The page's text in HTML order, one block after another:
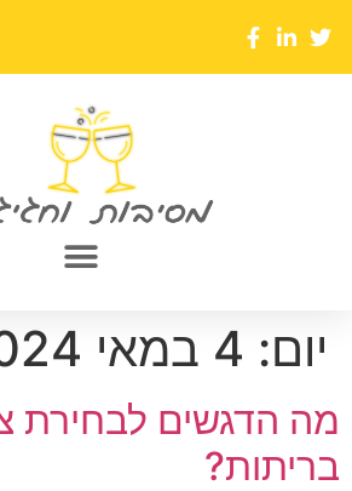
יום: 4 במאי 2024
מה הדגשים לבחירת
בריתות?